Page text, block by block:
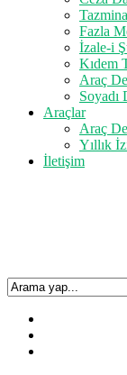
Fazla
İzale-i
Kıdem
Araç
Soyadı
Araçlar
Araç
Yıllık
İletişim